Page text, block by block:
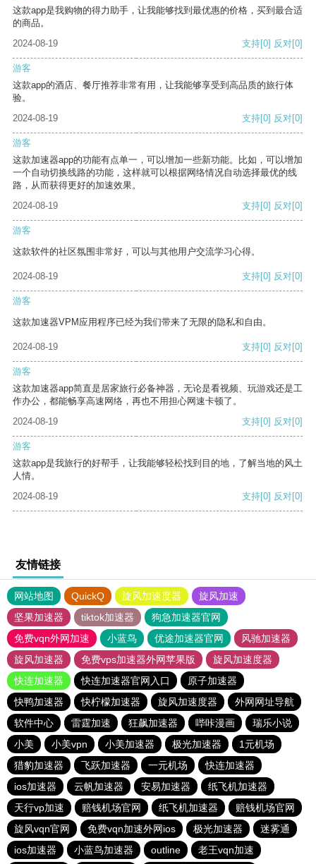
这款app是我购物的得力助手，让我能够找到最优惠的价格，买到最合适
的商品。
2024-08-19
支持[0] 反对[0]
游客
这款app的酒店、餐厅推荐非常有用，让我能够享受到高品质的旅行体
验。
2024-08-19
支持[0] 反对[0]
游客
这款加速器app的功能有点单一，可以增加一些新功能。比如，可以增加
一个自动切换线路的功能，这样就可以根据网络情况自动选择最优的线
路，从而获得更好的加速效果。
2024-08-19
支持[0] 反对[0]
游客
这款软件的社区氛围非常好，可以与其他用户交流学习心得。
2024-08-19 支持[0] 反对[0]
游客
这款加速器VPM应用程序已经为我们带来了无限的隐私和自由。
2024-08-19 支持[0] 反对[0]
游客
这款加速器app简直是居家旅行必备神器，无论是看视频、玩游戏还是工
作办公，都能畅享高速网络，再也不用担心网速卡顿了。
2024-08-19
支持[0] 反对[0]
游客
这款app是我旅行的好帮手，让我能够轻松找到目的地，了解当地的风土
人情。
2024-08-19
支持[0] 反对[0]
友情链接
网站地图 QuickQ 旋风加速度器
旋风加速
坚果加速器
tiktok加速器
狗急加速器官网
免费vqn外网加速
小蓝鸟 优途加速器官网
风驰加速器
旋风加速器
免费vps加速器外网苹果版
旋风加速度器
快连加速器
快连加速器官网入口
原子加速器
快鸭加速器
快柠檬加速器 旋风加速度器
外网网址导航
软件中心
雷霆加速 狂飙加速器 哔咔漫画
瑞乐小说
小美
小美vpn 小美加速器 极光加速器
1元机场
猎豹加速器
飞跃加速器 一元机场
快连加速器
ios加速器
云帆加速器 安易加速器
纸飞机加速器
天行vp加速
赔钱机场官网 纸飞机加速器
赔钱机场官网
旋风vqn官网
免费vqn加速外网ios 极光加速器
迷雾通
ios加速器
小蓝鸟加速器 outline 老王vqn加速